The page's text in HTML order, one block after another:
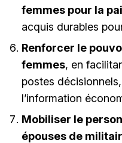
femmes pour la
acquis durables
Renforcer le
femmes, en
postes
l’information
Mobiliser le
épouses de